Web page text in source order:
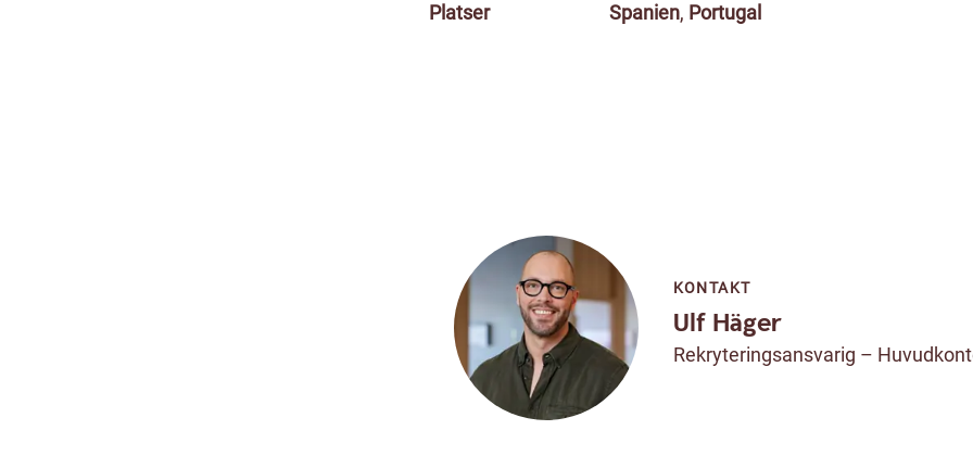
Platser Spanien, Portugal
KONTAKT
Ulf Häger
Rekryteringsansvarig –